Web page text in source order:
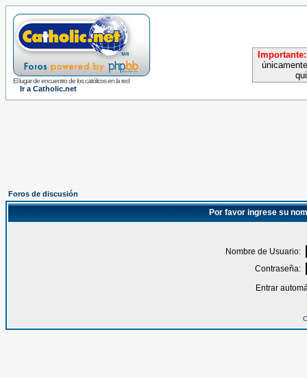
El lugar de encuentro de los católicos en la red
Ir a Catholic.net
Importante:
Foros de discusión
Por favor ingrese su
Nombre de Usuario:
Contraseña:
Entrar